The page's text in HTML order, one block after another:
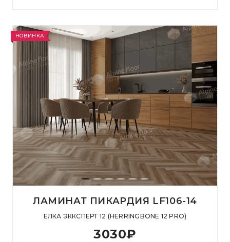
НОВИНКА
ЛАМИНАТ ПИКАРДИЯ LF106-14
ЕЛКА ЭККСПЕРТ 12 (HERRINGBONE 12 PRO)
3030₽